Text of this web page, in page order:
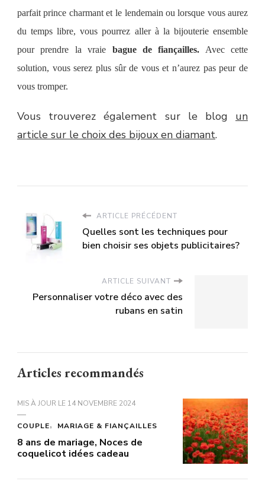
parfait prince charmant et le lendemain ou lorsque vous aurez
du temps libre, vous pourrez aller à la bijouterie ensemble
pour prendre la vraie bague de fiançailles. Avec cette
solution, vous serez plus sûr de vous et n’aurez pas peur de
vous tromper.
Vous trouverez également sur le blog un
article sur le choix des bijoux en diamant.
ARTICLE PRÉCÉDENT
Quelles sont les techniques pour
bien choisir ses objets publicitaires?
ARTICLE SUIVANT
Personnaliser votre déco avec des
rubans en satin
Articles recommandés
MIS À JOUR LE 14 NOVEMBRE 2024
COUPLE MARIAGE & FIANÇAILLES
8 ans de mariage, Noces de
coquelicot idées cadeau